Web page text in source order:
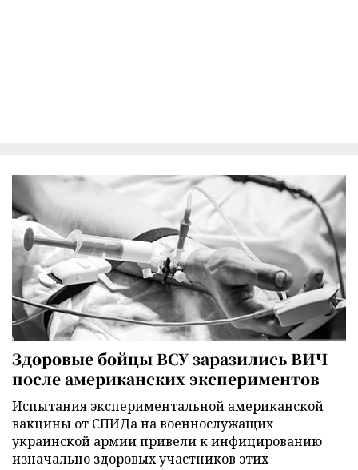
Здоровые бойцы ВСУ заразились ВИЧ
после американских экспериментов
Испытания экспериментальной американской
вакцины от СПИДа на военнослужащих
украинской армии привели к инфицированию
изначально здоровых участников этих